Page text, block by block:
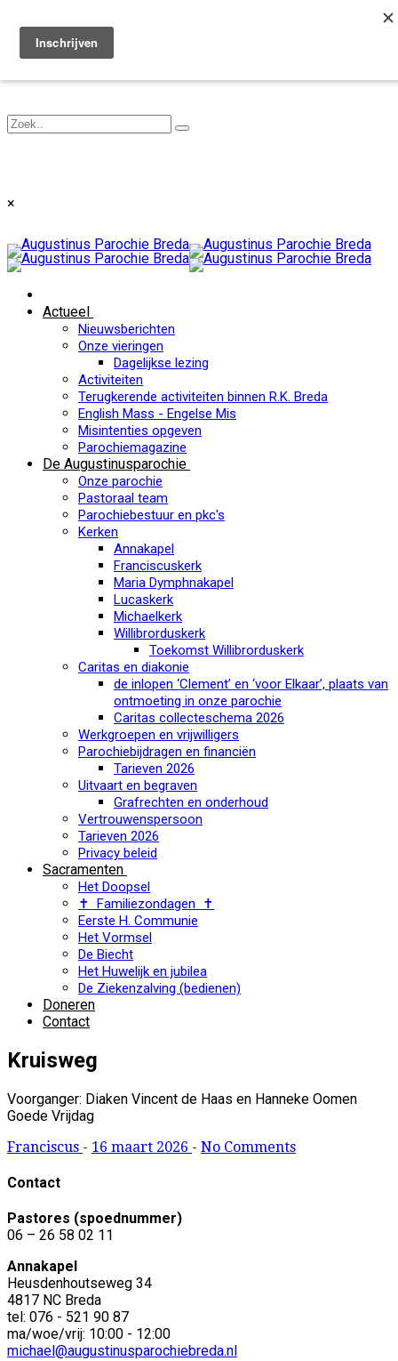
Toggle navigation
×
Actueel
Nieuwsberichten
Onze vieringen
Dagelijkse lezing
Activiteiten
Terugkerende activiteiten binnen R.K. Breda
English Mass - Engelse Mis
Misintenties opgeven
Parochiemagazine
De Augustinusparochie
Onze parochie
Pastoraal team
Parochiebestuur en pkc's
Kerken
Annakapel
Franciscuskerk
Maria Dymphnakapel
Lucaskerk
Michaelkerk
Willibrorduskerk
Toekomst Willibrorduskerk
Caritas en diakonie
de inlopen ‘Clement’ en ‘voor Elkaar’, plaats van
ontmoeting in onze parochie
Caritas collecteschema 2026
Werkgroepen en vrijwilligers
Parochiebijdragen en financiën
Tarieven 2026
Uitvaart en begraven
Grafrechten en onderhoud
Vertrouwenspersoon
Tarieven 2026
Privacy beleid
Sacramenten
Het Doopsel
✝ Familiezondagen ✝
Eerste H. Communie
Het Vormsel
De Biecht
Het Huwelijk en jubilea
De Ziekenzalving (bedienen)
Doneren
Contact
Kruisweg
Voorganger: Diaken Vincent de Haas en Hanneke Oomen
Goede Vrijdag
Franciscus - 16 maart 2026 - No Comments
Contact
Pastores (spoednummer)
06 – 26 58 02 11
Annakapel
Heusdenhoutseweg 34
4817 NC Breda
tel: 076 - 521 90 87
ma/woe/vrij: 10:00 - 12:00
michael@augustinusparochiebreda.nl